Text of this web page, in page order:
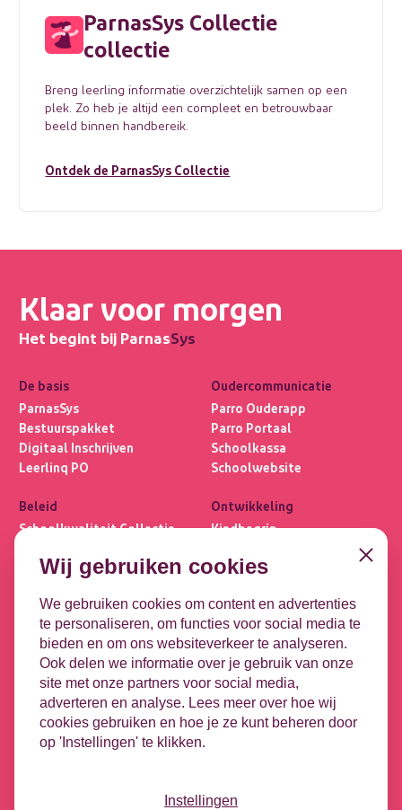
ParnasSys Collectie
collectie
Breng leerling informatie overzichtelijk samen op een
plek. Zo heb je altijd een compleet en betrouwbaar
beeld binnen handbereik.
Ontdek de ParnasSys Collectie
Klaar voor morgen
Het begint bij ParnasSys
De basis
ParnasSys
Bestuurspakket
Digitaal Inschrijven
Leerlinq PO
Beleid
Schoolkwaliteit Collectie
Privacybasis
Oudercommunicatie
Parro Ouderapp
Parro Portaal
Schoolkassa
Schoolwebsite
Ontwikkeling
Kindbegrip
OPP
Koppelingen
DULT
Google
Microsoft
HR-koppeling
Contact
Leeuwenbrug 1-51
7411 TE Deventer
Contact opnemen
Vacatures
Wij gebruiken cookies
We gebruiken cookies om content en advertenties
te personaliseren, om functies voor social media te
bieden en om ons websiteverkeer te analyseren.
Ook delen we informatie over je gebruik van onze
site met onze partners voor social media,
adverteren en analyse. Lees meer over hoe wij
cookies gebruiken en hoe je ze kunt beheren door
op 'Instellingen' te klikken.
Close
Instellingen